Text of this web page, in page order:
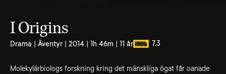
I Origins
Drama | Äventyr | 2014 | 1h 46m | 11 år 7.3
Molekylärbiologs forskning kring det mänskliga ögat får oanade